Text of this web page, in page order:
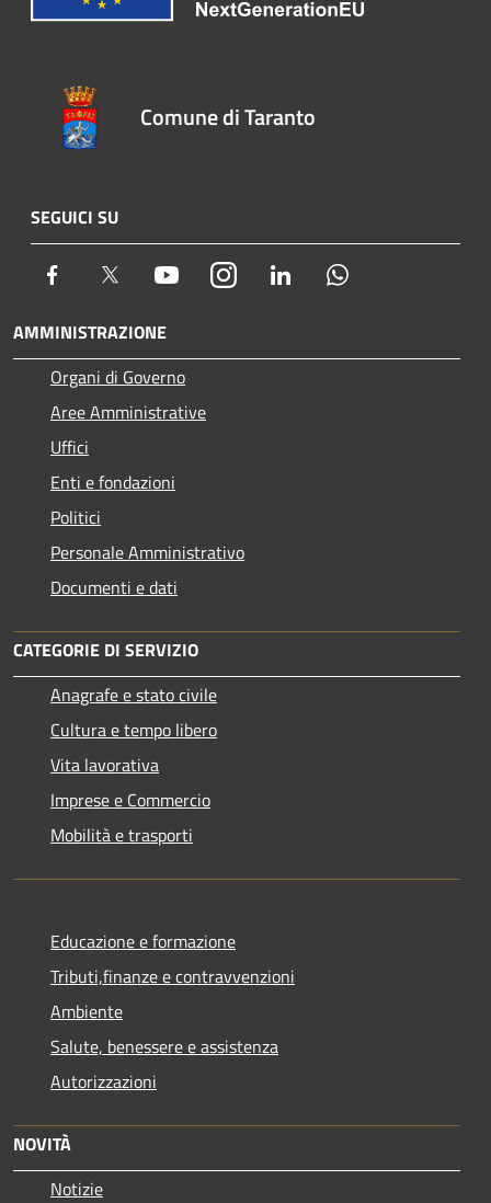
Comune di Taranto
SEGUICI SU
Facebook Twitter YoutubeInstagram LinkedIn
AMMINISTRAZIONE
Organi di Governo
Aree Amministrative
Uffici
Enti e fondazioni
Politici
Personale Amministrativo
Documenti e dati
CATEGORIE DI SERVIZIO
Anagrafe e stato civile
Cultura e tempo libero
Vita lavorativa
Imprese e Commercio
Mobilità e trasporti
Educazione e formazione
Tributi,finanze e contravvenzioni
Ambiente
Salute, benessere e assistenza
Autorizzazioni
NOVITÀ
Notizie